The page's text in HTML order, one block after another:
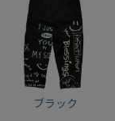
ブラック